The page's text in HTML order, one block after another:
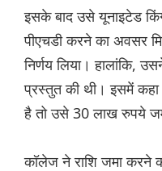
इसके बाद उसे यूनाइटेड
पीएचडी करने का अवसर
निर्णय लिया। हालांकि,
प्रस्तुत की थी। इसमें कहा
है तो उसे 30 लाख रुपये
कॉलेज ने राशि जमा करने